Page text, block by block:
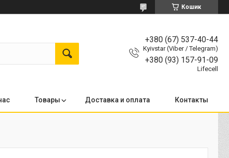
Кошик
+380 (67) 537-40-44
Kyivstar (Viber / Telegram)
+380 (93) 157-91-09
Lifecell
Товары Доставка и оплата Контакты